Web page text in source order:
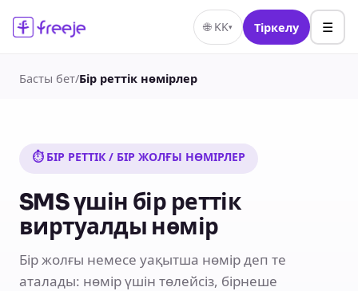
🌐 KK▾ Тіркелу ☰
Басты бет/Бір реттік нөмірлер
⏱ БІР РЕТТІК / БІР ЖОЛҒЫ НӨМІРЛЕР
SMS үшін бір реттік
виртуалды нөмір
Бір жолғы немесе уақытша нөмір деп те
аталады: нөмір үшін төлейсіз, бірнеше